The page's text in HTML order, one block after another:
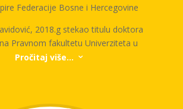
Federacije Bosne i Hercegovine
2018.g stekao titulu doktora
Pravnom fakultetu Univerziteta u
disertacije o pravima manjinskih
Federacije BiH, gdje ima više od 20
Pročitaj više... 3